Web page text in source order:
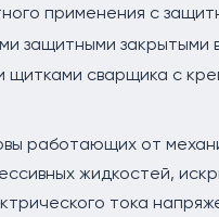
применения с
защитными закрытыми
щитками сварщика с
работающих от
жидкостей,
тока